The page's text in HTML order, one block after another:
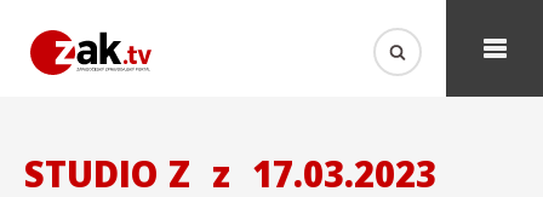
STUDIO Z z 17.03.2023